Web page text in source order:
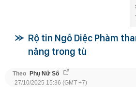
Rộ tin Ngô Diệc Phàm
năng trong tù
Theo Phụ Nữ Số
27/10/2025 15:36 (GMT +7)